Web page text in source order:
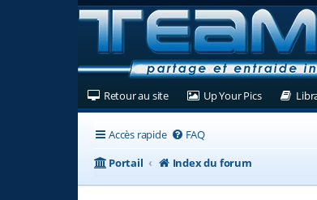
Retour au site(Ouvre un nouvel onglet)
Up Your Pics(Ouvre un
Accès rapide FAQ
Portail
Index du forum